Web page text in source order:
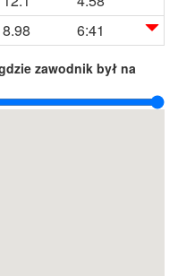
8.98 6:41
zawodnik był na